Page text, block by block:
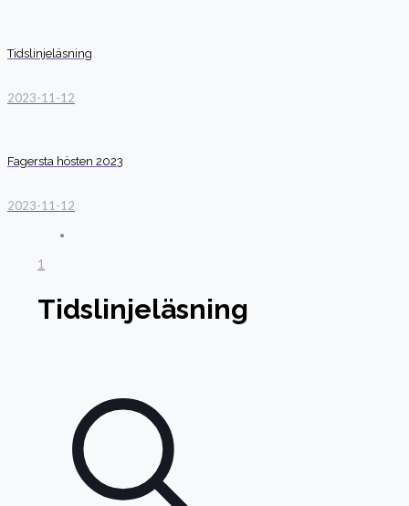
Tidslinjeläsning
2023-11-12
Fagersta hösten 2023
2023-11-12
1
Tidslinjeläsning